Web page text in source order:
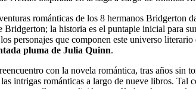
románticas de los 8 hermanos Bridgerton
la historia es el puntapie inicial para
personajes que componen este universo
pluma de Julia Quinn.
con la novela romántica, tras años sin
intrigas románticas a largo de nueve libros. Tal